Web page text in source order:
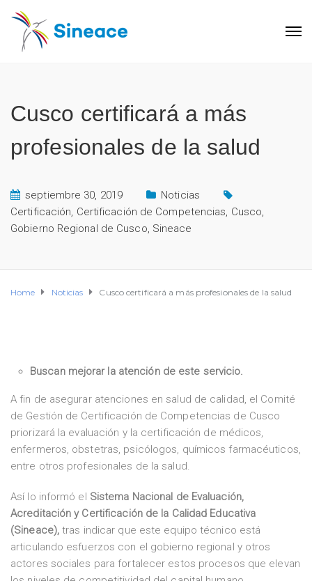
Cusco certificará a más
profesionales de la salud
septiembre 30, 2019
Noticias
Certificación, Certificación de Competencias, Cusco,
Gobierno Regional de Cusco, Sineace
Home Noticias Cusco certificará a más profesionales de la salud
Buscan mejorar la atención de este servicio.
A fin de asegurar atenciones en salud de calidad, el Comité
de Gestión de Certificación de Competencias de Cusco
priorizará la evaluación y la certificación de médicos,
enfermeros, obstetras, psicólogos, químicos farmacéuticos,
entre otros profesionales de la salud.
Así lo informó el Sistema Nacional de Evaluación,
Acreditación y Certificación de la Calidad Educativa
(Sineace),tras indicar que este equipo técnico está
articulando esfuerzos con el gobierno regional y otros
actores sociales para fortalecer estos procesos que elevan